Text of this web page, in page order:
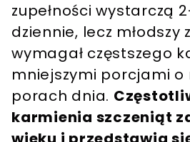
zupełności wystarczą
dziennie, lecz młodszy
wymagał częstszego
mniejszymi porcjami
porach dnia.
karmienia szczeniąt